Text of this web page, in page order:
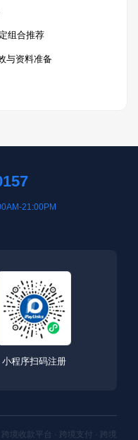
组合推荐
与资料准备
21:00PM
小程序扫码注册
境收款平台 · 跨境支付 · 跨境